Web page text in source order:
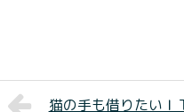
猫の手も借りたいＩ